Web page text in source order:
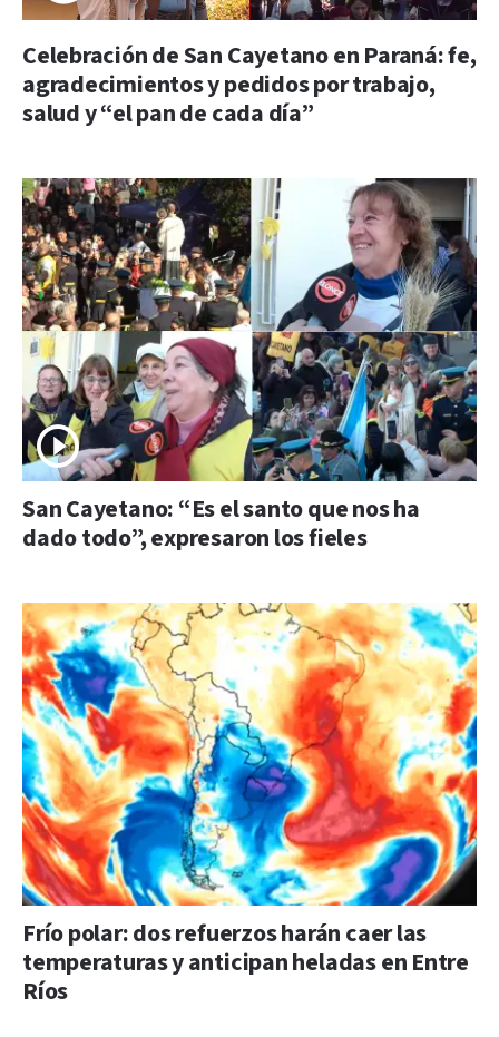
Celebración de San Cayetano en Paraná: fe,
agradecimientos y pedidos por trabajo,
salud y “el pan de cada día”
San Cayetano: “Es el santo que nos ha
dado todo”, expresaron los fieles
Frío polar: dos refuerzos harán caer las
temperaturas y anticipan heladas en Entre
Ríos